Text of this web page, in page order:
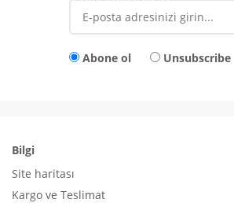
Abone ol Unsubscribe
Bilgi
Site haritası
Kargo ve Teslimat